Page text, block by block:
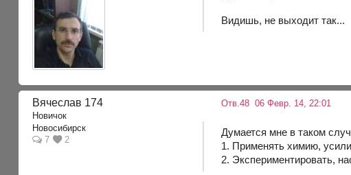
Видишь, не выходит так...
Вячеслав 174
Новичок
Новосибирск
7
2
Отв.48 06 Февр. 14, 22:01
Думается мне в таком
1. Применять химию,
2. Экспериментировать,